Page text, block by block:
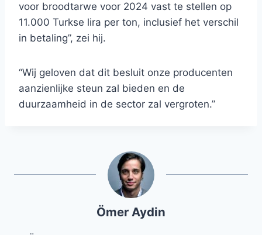
voor broodtarwe voor 2024 vast te stellen op
11.000 Turkse lira per ton, inclusief het verschil
in betaling”, zei hij.
“Wij geloven dat dit besluit onze producenten
aanzienlijke steun zal bieden en de
duurzaamheid in de sector zal vergroten.”
Ömer Aydin